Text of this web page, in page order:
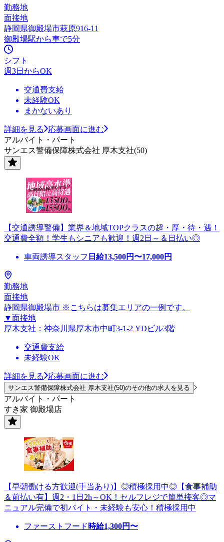
勤務地
面接地
静岡県御殿場市萩原916-11
御殿場駅から車で5分
シフト
週3日からOK
交通費支給
未経験OK
まかないあり
詳細を見る
応募画面に進む
アルバイト・パート
サンエス警備保障株式会社 厚木支社(50)
【交通誘導警備】業界＆地域TOPクラスの超・厚・待・遇！
交通費全額！学生もシニアも歓迎！週2日～＆日払い◎
車両誘導スタッフ 日給13,500円〜17,000円
勤務地
面接地
静岡県御殿場市 ※こちらは募集エリアの一例です。
▼面接地
厚木支社：神奈川県厚木市中町3-1-2 YDビル3階
交通費支給
未経験OK
詳細を見る 応募画面に進む
サンエス警備保障株式会社 厚木支社(50)のその他の求人を見る
アルバイト・パート
すき家 御殿場店
【早朝働ける方歓迎(手当あり)】◎積極採用中◎【食事補助
＆前払い有】週2・1日2h～OK！セルフレジで簡単接客◎マ
ニュアル完備で初バイト・未経験も安心！積極採用中
ファーストフード 時給1,300円〜